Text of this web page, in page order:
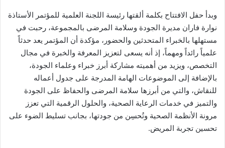
وبدأ حفل الافتتاح بكلمة ألقتها رئيسة اللجنة العلمية للمؤتمر الأستاذة
نوارة فاران مديرة الجودة وسلامة المرضى بالمجموعة، رحبت في
مستهلها بالخبراء المتحدثين والحضور، مؤكدة أن المؤتمر يعد حدثاً
علمياً رائداً ومهماً، إذ أنه يسعى لتعزيز المعرفة والخبرة في مجال
التخصص، ويزيد من أهميته مشاركة أبرز خبراء وعلماء الجودة،
بالإضافة إلى الموضوعات الهامة المدرجة على جدول أعماله
للنقاش، والتي من أبرزها سلامة المرضى والحفاظ على الجودة
والتميز في خدمات الرعاية الصحية، والحلول الرقمية التي تعزز
مرونة الأنظمة الصحية وتُحسِن من جودتها، بجانب تسليط الضوء على
تحسين تجربة المريض.